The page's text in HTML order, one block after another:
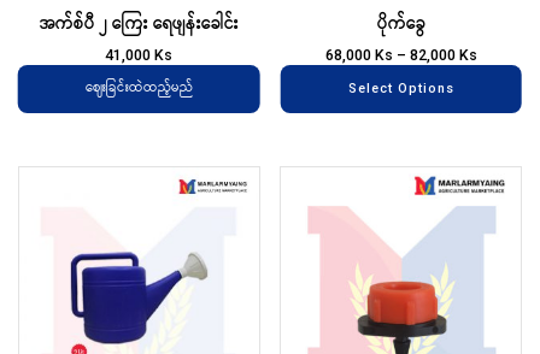
အက်စ်ပီ ၂ ကြေး ရေဖျန်းခေါင်း
41,000Ks
ဈေးခြင်းထဲထည့်မည်
ပိုက်ခွေ
68,000 Ks – 82,000 Ks
Select Options